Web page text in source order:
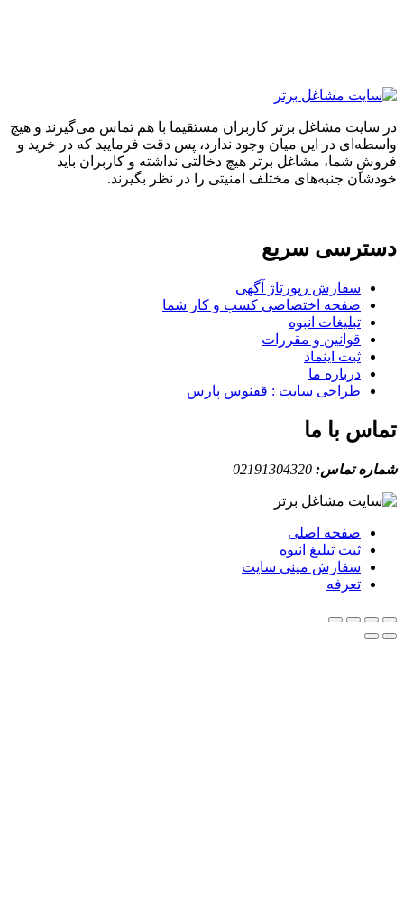
مشاغل برتر کاربران مستقیما با هم تماس می‌گیرند و هیچ
در این میان وجود ندارد، پس دقت فرمایید که در خرید و
شما، مشاغل برتر هیچ دخالتی نداشته و کاربران باید
جنبه‌های مختلف امنیتی را در نظر بگیرند.
سریع
سفارش رپورتاژ آگهی
صفحه اختصاصی کسب و کار شما
تبلیغات انبوه
قوانین و مقررات
ثبت اینماد
درباره ما
طراحی سایت : ققنوس پارس
با ما
تماس:02191304320
صفحه اصلی
ثبت تبلیغ انبوه
سفارش مینی سایت
تعرفه